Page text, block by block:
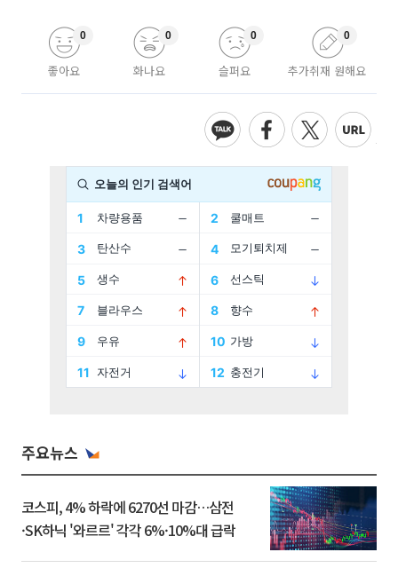
좋아요
0
화나요
0
슬퍼요
0
추가취재 원해요
0
주요뉴스
코스피, 4% 하락에 6270선 마감…삼전
·SK하닉 '와르르' 각각 6%·10%대 급락